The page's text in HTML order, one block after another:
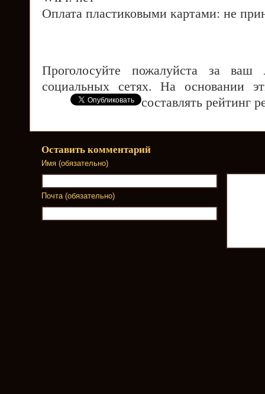
Оплата пластиковыми картами: не
Проголосуйте пожалуйста за
социальных сетях. На основании
составлять рейтинг
Оставить комментарий
Имя (обязательно)
Почта (обязательно)